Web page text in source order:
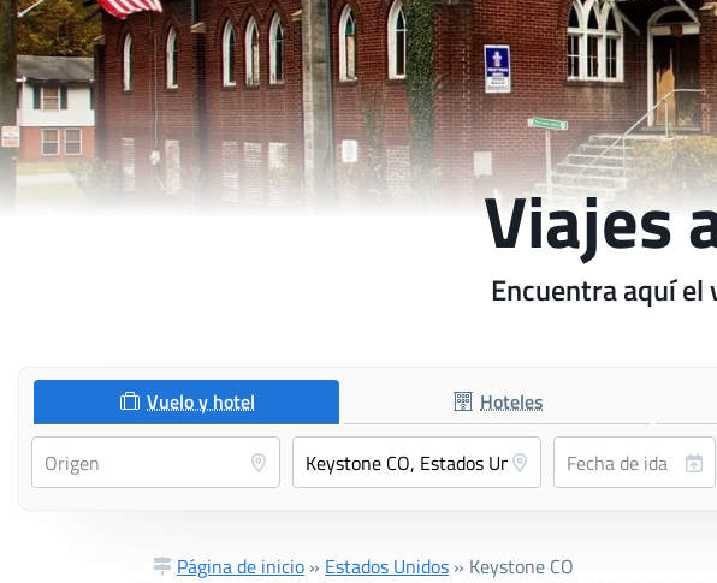
Viajes
Encuentra aquí el
Vuelo y hotel Hoteles
Página de inicio » Estados Unidos » Keystone CO